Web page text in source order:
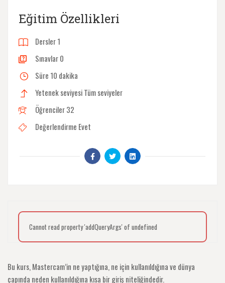
Cannot read property 'addQueryArgs' of undefined
Bu kurs, Mastercam’in ne yaptığına, ne için kullanıldığına ve dünya
çapında neden kullanıldığına kısa bir giriş niteliğindedir.
Eğitim Özellikleri
Dersler1
Sınavlar0
Süre 10 dakika
Yetenek seviyesiTüm seviyeler
Öğrenciler32
Değerlendirme Evet